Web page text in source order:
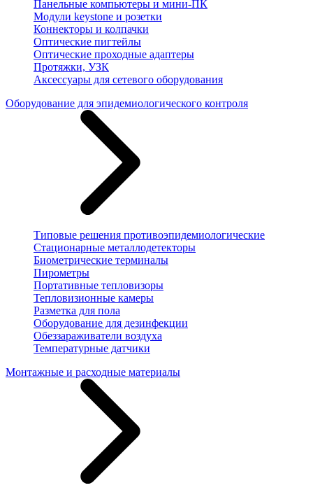
Панельные компьютеры и мини-ПК
Модули keystone и розетки
Коннекторы и колпачки
Оптические пигтейлы
Оптические проходные адаптеры
Протяжки, УЗК
Аксессуары для сетевого оборудования
Оборудование для эпидемиологического контроля
Типовые решения противоэпидемиологические
Стационарные металлодетекторы
Биометрические терминалы
Пирометры
Портативные тепловизоры
Тепловизионные камеры
Разметка для пола
Оборудование для дезинфекции
Обеззараживатели воздуха
Температурные датчики
Монтажные и расходные материалы